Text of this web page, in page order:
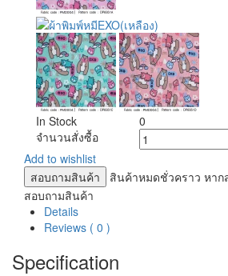
In Stock
0
จำนวนสั่งซื้อ
Add to wishlist
สอบถามสินค้า
สินค้าหมดชั่วคราว หา
สอบถามสินค้า
Details
Reviews ( 0 )
Specification